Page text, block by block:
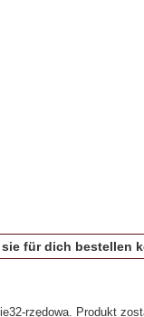
für dich bestellen
rzędowa. Produkt